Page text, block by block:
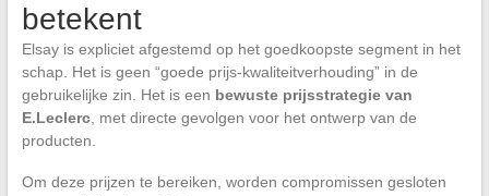
betekent
Elsay is expliciet afgestemd op het goedkoopste segment in het
schap. Het is geen “goede prijs-kwaliteitverhouding” in de
gebruikelijke zin. Het is een bewuste prijsstrategie van
E.Leclerc, met directe gevolgen voor het ontwerp van de
producten.
Om deze prijzen te bereiken, worden compromissen gesloten